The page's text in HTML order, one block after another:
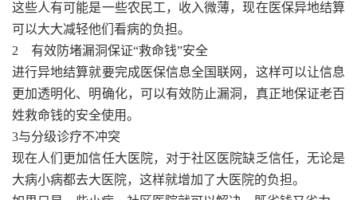
这些人有可能是一些农民工，收入微薄，现在医保异地结算
可以大大减轻他们看病的负担。
2 有效防堵漏洞保证“救命钱”安全
进行异地结算就要完成医保信息全国联网，这样可以让信息
更加透明化、明确化，可以有效防止漏洞，真正地保证老百
姓救命钱的安全使用。
3与分级诊疗不冲突
现在人们更加信任大医院，对于社区医院缺乏信任，无论是
大病小病都去大医院，这样就增加了大医院的负担。